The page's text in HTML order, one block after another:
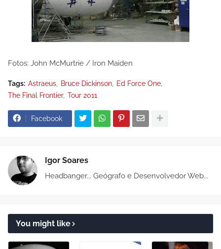
Fotos: John McMurtrie / Iron Maiden
Tags: Astraeus Bruce Dickinson
Ed Force One
The Final Frontier Tour 2011
Facebook
Igor Soares
Headbanger... Geógrafo e Desenvolvedor Web...
You might like